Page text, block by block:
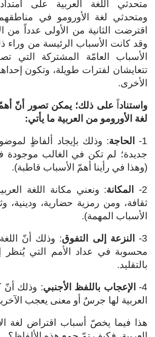
متحدثي اللغة العربية على
ومتحدثي لغة الأورومو في
اقترضت الثانية من الأولى عدداً من
وقد كانت الأسباب الرئيسة من وراء
الأسباب العامّة المشتركة التي
تتعايشان لفترات طويلة، وتكون
الأخرى.
واستناد على ذلك؛ يمكن تصور أنّ
لغة الأورومو من العربية ما يأتي:
1- الحاجة: وذلك بإيجاد ألفاظٍ
جديدة؛ لم تكن في الغالب موجودة
(وهذا في رأينا أهمّ الأسباب قاطبة).
2- المكانة: ونعني مكانة اللغة
ثقافة، ومن رمزية حضارية، ودينية،
الأسباب المهمة).
3- النزعة إلى التفوق: وذلك أنّ
محسوبة في عداد الأمم التي يُنظر
بالتقليد.
4- الإعجاب باللفظ الأجنبي: وذلك أنّ
العربية لها جرسٌ أو معنى يعجب
هذا فيما يخصّ أسباب اقتراض لغة